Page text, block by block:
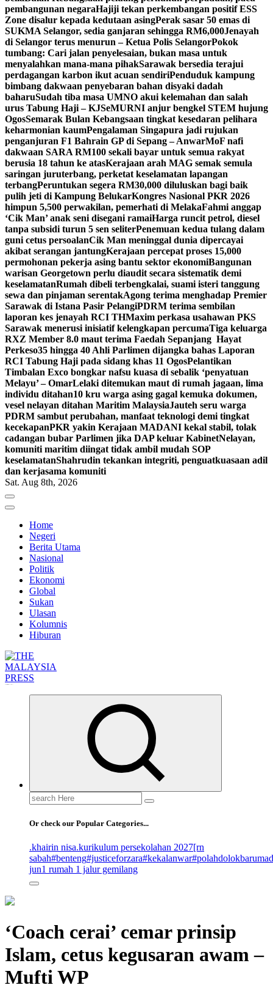
pembangunan negaraHajiji tekan perkembangan positif ESS
Zone disalur kepada kedutaan asingPerak sasar 50 emas di
SUKMA Selangor, sedia ganjaran sehingga RM6,000Jenayah
di Selangor terus menurun – Ketua Polis SelangorPokok
tumbang: Cari jalan penyelesaian, bukan masa untuk
menyalahkan mana-mana pihakSarawak bersedia terajui
perdagangan karbon ikut acuan sendiriPenduduk kampung
bimbang dakwaan penyebaran bahan disyaki dadah
baharuSudah tiba masa UMNO akui kelemahan dan salah
urus Tabung Haji – KJSeMURNI anjur bengkel STEM hujung
OgosSemarak Bulan Kebangsaan tingkat kesedaran pelihara
keharmonian kaumPengalaman Singapura jadi rujukan
penganjuran F1 Bahrain GP di Sepang – AnwarMoF nafi
dakwaan SARA RM100 sekali bayar untuk semua rakyat
berusia 18 tahun ke atasKerajaan arah MAG semak semula
saringan juruterbang, perketat keselamatan lapangan
terbangPeruntukan segera RM30,000 diluluskan bagi baik
pulih jeti di Kampung BelukarKongres Nasional PKR 2026
himpun 5,500 perwakilan, pemerhati di MelakaFahmi anggap
‘Cik Man’ anak seni disegani ramaiHarga runcit petrol, diesel
tanpa subsidi turun 5 sen seliterPenemuan kedua tulang dalam
guni cetus persoalanCik Man meninggal dunia dipercayai
akibat serangan jantungKerajaan percepat proses 15,000
permohonan pekerja asing bantu sektor ekonomiBangunan
warisan Georgetown perlu diaudit secara sistematik demi
keselamatanRumah dibeli terbengkalai, suami isteri tanggung
sewa dan pinjaman serentakAgong terima menghadap Premier
Sarawak di Istana Pasir PelangiPDRM terima sembilan
laporan kes jenayah RCI THMaxim perkasa usahawan PKS
Sarawak menerusi inisiatif kelengkapan percumaTiga keluarga
RXZ Member 8.0 maut terima Faedah Sepanjang Hayat
Perkeso35 hingga 40 Ahli Parlimen dijangka bahas Laporan
RCI Tabung Haji pada sidang khas 11 OgosPelantikan
Timbalan Exco bongkar nafsu kuasa di sebalik ‘penyatuan
Melayu’ – OmarLelaki ditemukan maut di rumah jagaan, lima
individu ditahan10 kru warga asing gagal kemuka dokumen,
vesel nelayan ditahan Maritim MalaysiaJauteh seru warga
PDRM sambut perubahan, manfaat teknologi demi tingkat
kecekapanPKR yakin Kerajaan MADANI kekal stabil, tolak
cadangan bubar Parlimen jika DAP keluar KabinetNelayan,
komuniti maritim diingat tidak ambil mudah SOP
keselamatanShahrudin tekankan integriti, penguatkuasaan adil
dan kerjasama komuniti
Sat. Aug 8th, 2026
Home
Negeri
Berita Utama
Nasional
Politik
Ekonomi
Global
Sukan
Ulasan
Kolumnis
Hiburan
Search
for:
Or check our Popular Categories...
.khairin nisa.kurikulum persekolahan 2027[rn
sabah#benteng#justiceforzara#kekalanwar
jun1 rumah 1 jalur gemilang
‘Coach cerai’ cemar prinsip
Islam, cetus kegusaran awam –
Mufti WP